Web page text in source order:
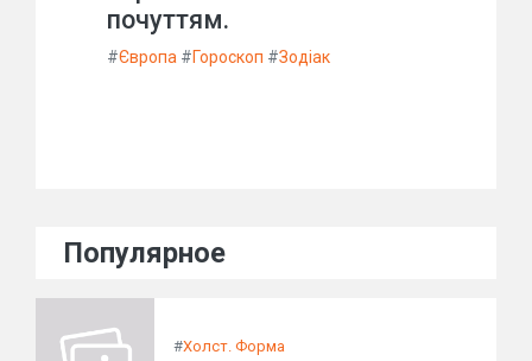
почуттям.
#Європа #Гороскоп #Зодіак
Популярное
#Холст. Форма